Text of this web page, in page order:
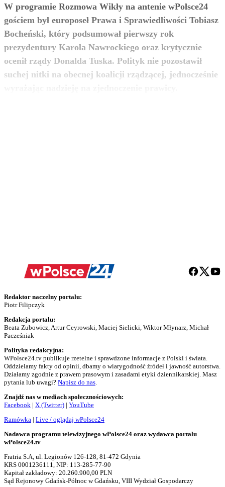
W programie Rozmowa Wikły na antenie wPolsce24
gościem był europoseł Prawa i Sprawiedliwości Tobiasz
Bocheński, który podsumował pierwszy rok
prezydentury Karola Nawrockiego oraz krytycznie
ocenił rządy Donalda Tuska. Polityk nie pozostawił
suchej nitki na obecnej koalicji rządzącej, jednocześnie
zobacz więcej
Redaktor naczelny portalu:
Piotr Filipczyk
Redakcja portalu:
Beata Zubowicz, Artur Ceyrowski, Maciej Sielicki, Wiktor Młynarz, Michał
Pacześniak
Polityka redakcyjna:
WPolsce24.tv publikuje rzetelne i sprawdzone informacje z Polski i świata.
Oddzielamy fakty od opinii, dbamy o wiarygodność źródeł i jawność autorstwa.
Działamy zgodnie z prawem prasowym i zasadami etyki dziennikarskiej. Masz
pytania lub uwagi? Napisz do nas
Znajdź nas w mediach społecznościowych:
Facebook | X (Twitter) | YouTube
Ramówka | Live / oglądaj wPolsce24
Nadawca programu telewizyjnego wPolsce24 oraz wydawca portalu
wPolsce24.tv
Fratria S.A, ul. Legionów 126-128, 81-472 Gdynia
KRS 0001236111, NIP: 113-285-77-90
Kapitał zakładowy: 20.260.900,00 PLN
Sąd Rejonowy Gdańsk-Północ w Gdańsku, VIII Wydział Gospodarczy